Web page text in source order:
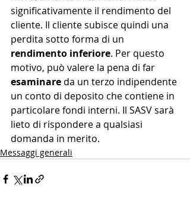
significativamente il rendimento del
cliente. Il cliente subisce quindi una
perdita sotto forma di un
rendimento inferiore. Per questo
motivo, può valere la pena di far
esaminare da un terzo indipendente
un conto di deposito che contiene in
particolare fondi interni. Il SASV sarà
lieto di rispondere a qualsiasi
domanda in merito.
Messaggi generali